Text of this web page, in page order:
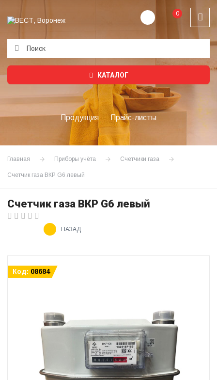
0
КАТАЛОГ
Продукция Прайс-листы
Главная Приборы учёта Счетчики газа
Счетчик газа ВКР G6 левый
Счетчик газа ВКР G6 левый
НАЗАД
Код: 08684